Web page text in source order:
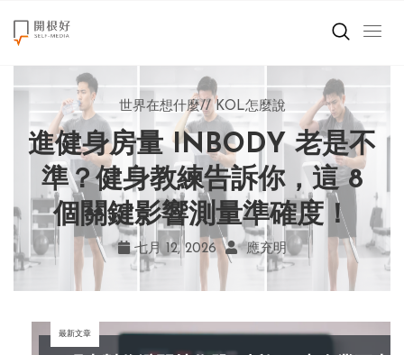
來點正能量
世界在想什麼
創造美好生活
小孩不是噩夢
職場商業經濟
影片專區
關於我們
世界在想什麼//地球村發生的事
AI 複製吉卜力畫風引爭議！
宮崎駿用七年證明：人腦創
作仍無可取代
七月 19, 2026 菲利浦．科特勒
來點正能量//與自己和解
別讓過去的榮耀嘲笑現在！
學會捨棄獎盃，活出當下的
真實幸福
七月 17, 2026 亞瑟．布魯克斯
來點正能量//女力至上
改變不用驚天動地！《米娜
家的星期六》看小女孩如何
勇敢跨出第一步
七月 22, 2026 不正田心
世界在想什麼//KOL怎麼說
進健身房量 INBODY 老是不
準？健身教練告訴你，這 8
個關鍵影響測量準確度！
七月 12, 2026 應充明
最新文章